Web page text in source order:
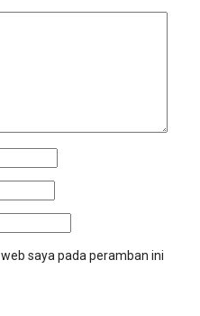
saya pada peramban ini